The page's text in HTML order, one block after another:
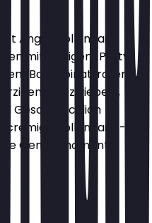
Angus Hollandaise
mit saftigem Patty
Babyspinat, roten
Röstzwiebeln,
Geschmacklich
cremige Hollandaise-
Genussmomente